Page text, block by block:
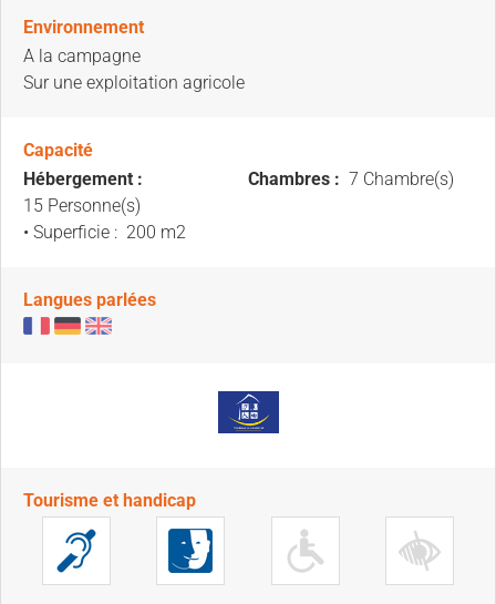
Environnement
A la campagne
Sur une exploitation agricole
Capacité
Hébergement :
15 Personne(s)
• Superficie : 200 m2
Chambres : 7 Chambre(s)
Langues parlées
Tourisme et handicap